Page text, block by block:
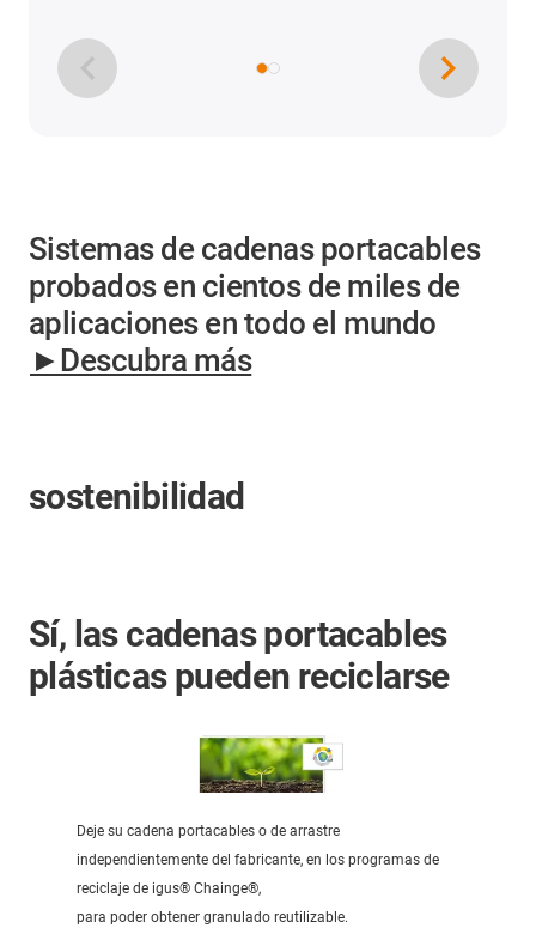
Sistemas de cadenas portacables
probados en cientos de miles de
aplicaciones en todo el mundo
►Descubra más
sostenibilidad
Sí, las cadenas portacables
plásticas pueden reciclarse
Deje su cadena portacables o de arrastre
independientemente del fabricante, en los programas de
reciclaje de igus® Chainge®,
para poder obtener granulado reutilizable.